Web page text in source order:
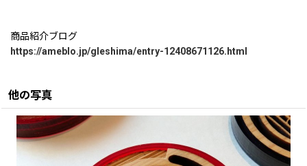
商品紹介ブログ
https://ameblo.jp/gleshima/entry-12408671126.html
他の写真